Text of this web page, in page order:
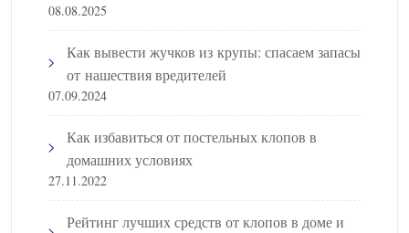
08.08.2025
Как вывести жучков из крупы: спасаем запасы
от нашествия вредителей
07.09.2024
Как избавиться от постельных клопов в
домашних условиях
27.11.2022
Рейтинг лучших средств от клопов в доме и